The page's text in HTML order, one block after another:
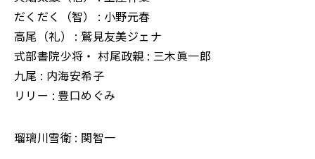
だくだく（智） : 小野元春
高尾（礼） : 鷲見友美ジェナ
式部書院少将・ 村尾政親 : 三木眞一郎
九尾 : 内海安希子
リリー : 豊口めぐみ
瑠璃川雪衛 : 関智一